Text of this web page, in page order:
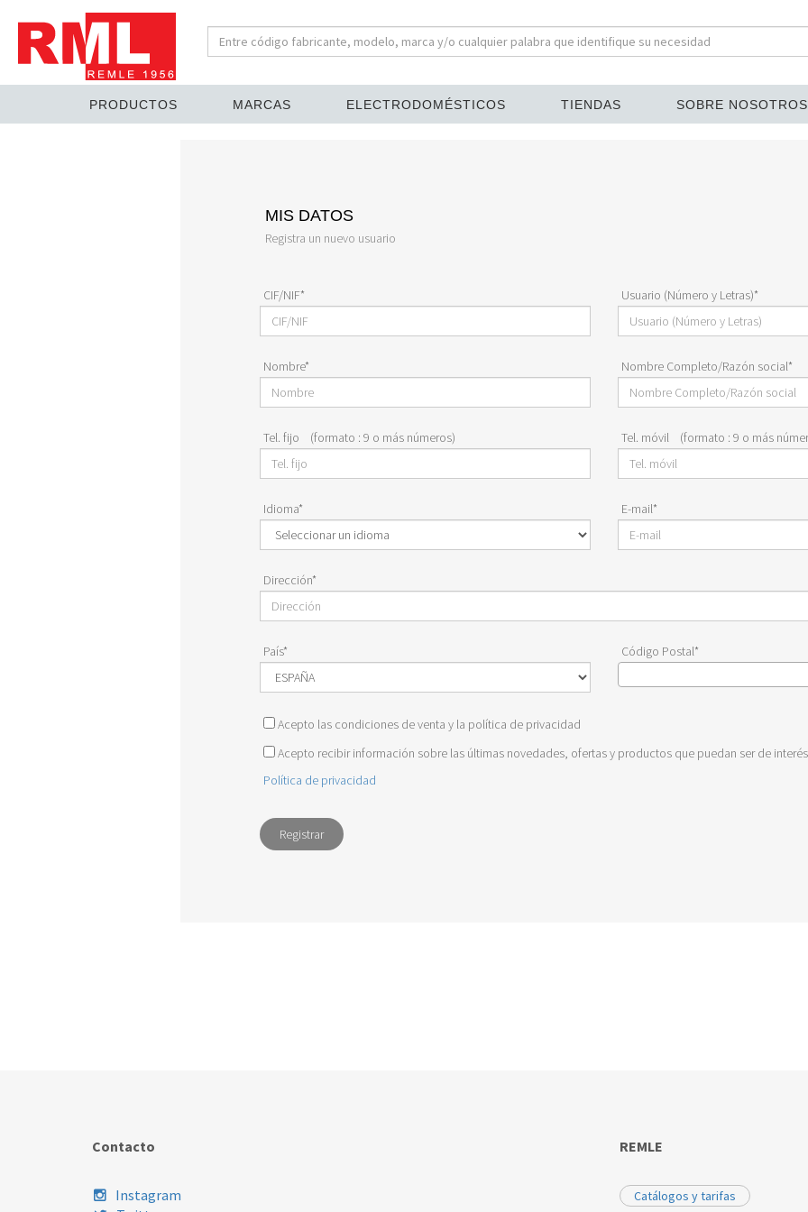
PRODUCTOS MARCAS ELECTRODOMÉSTICOS TIENDAS SOBRE NOSOTROS
MIS DATOS
Registra un nuevo usuario
CIF/NIF* Usuario (Número y Letras)*
Nombre* Nombre Completo/Razón social*
Tel. fijo (formato : 9 o más números) Tel. móvil (formato : 9 o más
Idioma* E-mail*
Dirección*
País* Código Postal*
Acepto las condiciones de venta y la política de privacidad
Acepto recibir información sobre las últimas novedades, ofertas y productos que puedan ser de interés
Política de privacidad
Registrar
Contacto
Instagram
REMLE
Catálogos y tarifas